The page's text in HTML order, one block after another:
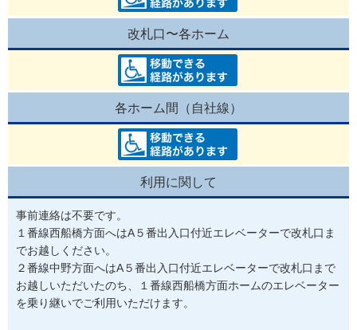
改札口〜各ホーム
各ホーム間（自社線）
利用に関して
事前連絡は不要です。
１番線西船橋方面へはA５番出入口付近エレベーターで改札口ま
でお越しください。
２番線中野方面へはA５番出入口付近エレベーターで改札口まで
お越しいただいたのち、１番線西船橋方面ホームのエレベーター